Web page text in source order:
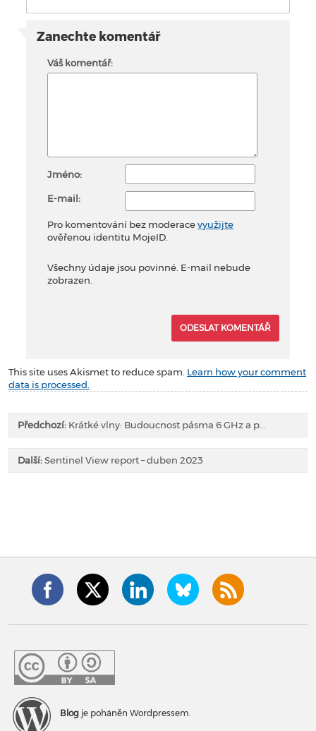
Zanechte komentář
Váš komentář:
Jméno:
E-mail:
Pro komentování bez moderacevyužijte
ověřenou identitu MojeID.
Všechny údaje jsou povinné. E-mail nebude
zobrazen.
This site uses Akismet to reduce spam. Learn how your comment
data is processed.
Předchozí: Krátké vlny: Budoucnost pásma 6 GHz a p…
Další:Sentinel View report – duben 2023
Blog je poháněn Wordpressem.